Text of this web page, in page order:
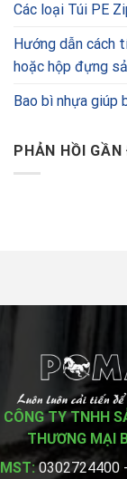
Các loại Túi PE
Hướng dẫn cách
hoặc hộp đựng
Bao bì nhựa giúp
PHẢN HỒI
CÔNG TY TNHH
THƯƠNG MẠI
MST:0302724400 -